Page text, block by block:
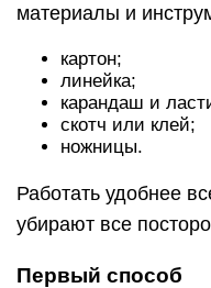
материалы и
картон;
линейка;
карандаш и
скотч или клей;
ножницы.
Работать удобнее
убирают все
Первый способ